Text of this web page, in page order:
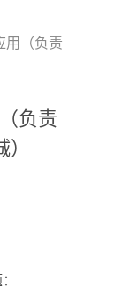
用（负责
负责